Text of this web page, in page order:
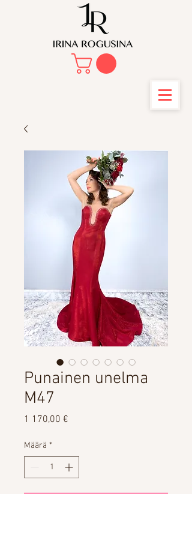
Punainen unelma
M47
1 170,00 €
Määrä *